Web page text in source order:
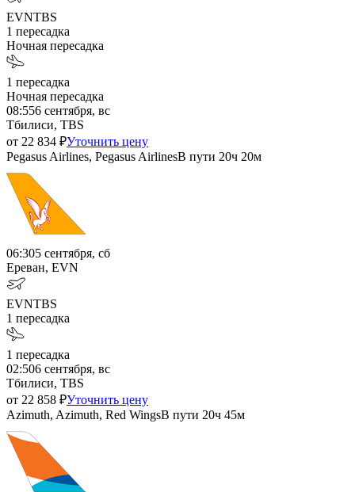
EVNTBS
1 пересадка
Ночная пересадка
1 пересадка
Ночная пересадка
08:556 сентября, вс
Тбилиси, TBS
от 22 834 ₽Уточнить цену
Pegasus Airlines, Pegasus AirlinesВ пути 20ч 20м
06:305 сентября, сб
Ереван, EVN
EVNTBS
1 пересадка
1 пересадка
02:506 сентября, вс
Тбилиси, TBS
от 22 858 ₽Уточнить цену
Azimuth, Azimuth, Red WingsВ пути 20ч 45м